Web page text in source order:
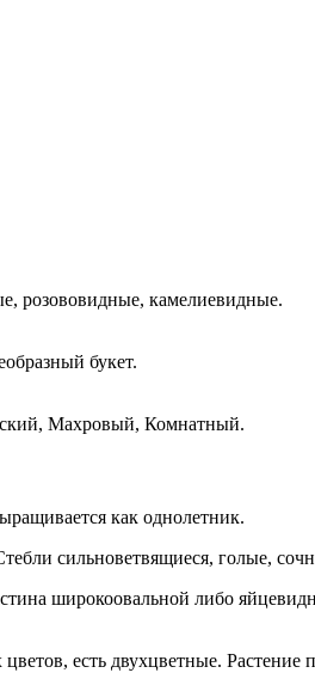
розововидные, камелиевидные.
букет.
Махровый, Комнатный.
как однолетник.
сильноветвящиеся, голые,
широкоовальной либо
есть двухцветные. Растение